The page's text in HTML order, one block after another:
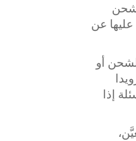
شحن
عن
أو
إذا